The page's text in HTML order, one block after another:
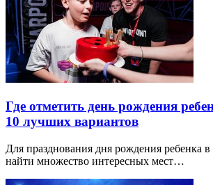
Где отметить день рождения
10 лучших вариантов
Для празднования дня рождения ребенка
найти множество интересных мест…